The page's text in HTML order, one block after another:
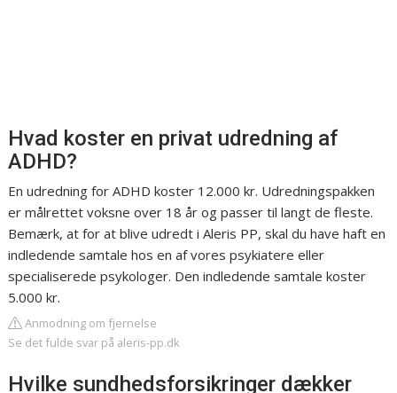
Hvad koster en privat udredning af
ADHD?
En udredning for ADHD koster 12.000 kr. Udredningspakken
er målrettet voksne over 18 år og passer til langt de fleste.
Bemærk, at for at blive udredt i Aleris PP, skal du have haft en
indledende samtale hos en af vores psykiatere eller
specialiserede psykologer. Den indledende samtale koster
5.000 kr.
Anmodning om fjernelse
Se det fulde svar på aleris-pp.dk
Hvilke sundhedsforsikringer dækker